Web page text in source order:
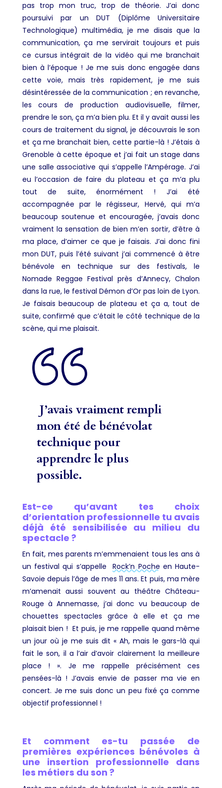
pas trop mon truc, trop de théorie. J’ai donc
poursuivi par un DUT (Diplôme Universitaire
Technologique) multimédia, je me disais que la
communication, ça me servirait toujours et puis
ce cursus intégrait de la vidéo qui me branchait
bien à l’époque ! Je me suis donc engagée dans
cette voie, mais très rapidement, je me suis
désintéressée de la communication ; en revanche,
les cours de production audiovisuelle, filmer,
prendre le son, ça m’a bien plu. Et il y avait aussi les
cours de traitement du signal, je découvrais le son
et ça me branchait bien, cette partie-là ! J’étais à
Grenoble à cette époque et j’ai fait un stage dans
une salle associative qui s’appellel’Ampérage. J’ai
eu l’occasion de faire du plateau et ça m’a plu
tout de suite, énormément ! J’ai été
accompagnée par le régisseur, Hervé, qui m’a
beaucoup soutenue et encouragée, j’avais donc
vraiment la sensation de bien m’en sortir, d’être à
ma place, d’aimer ce que je faisais. J’ai donc fini
mon DUT, puis l’été suivant j’ai commencé à être
bénévole en technique sur des festivals, le
Nomade Reggae Festival près d’Annecy, Chalon
dans la rue, le festival Démon d’Or pas loin de Lyon.
Je faisais beaucoup de plateau et ça a, tout de
suite, confirmé que c’était le côté technique de la
scène, qui me plaisait.
J’avais vraiment rempli
mon été de bénévolat
technique pour
apprendre le plus
possible.
Est-ce qu’avant tes choix
d’orientation professionnelle tu avais
déjà été sensibilisée au milieu du
spectacle ?
En fait, mes parents m’emmenaient tous les ans à
un festival qui s’appelleRock’n Poche en Haute-
Savoie depuis l’âge de mes 11 ans. Et puis, ma mère
m’amenait aussi souvent au théâtre Château-
Rouge à Annemasse, j’ai donc vu beaucoup de
chouettes spectacles grâce à elle et ça me
plaisait bien ! Et puis, je me rappelle quand même
un jour où je me suis dit « Ah, mais le gars-là qui
fait le son, il a l’air d’avoir clairement la meilleure
place ! ». Je me rappelle précisément ces
pensées-là ! J’avais envie de passer ma vie en
concert. Je me suis donc un peu fixé ça comme
objectif professionnel !
Et comment es-tu passée de
premières expériences bénévoles à
une insertion professionnelle dans
les métiers du son ?